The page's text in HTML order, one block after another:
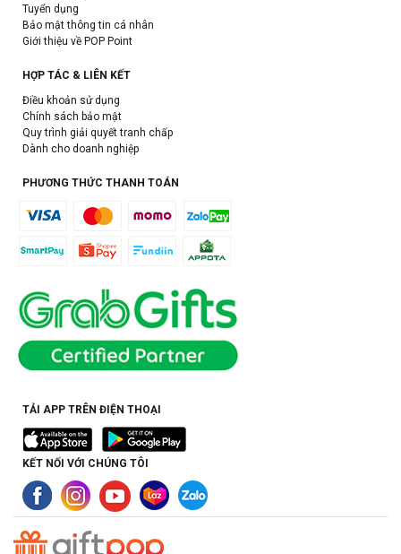
Tuyển dụng
Bảo mật thông tin cá nhân
Giới thiệu về POP Point
HỢP TÁC & LIÊN KẾT
Điều khoản sử dụng
Chính sách bảo mật
Quy trình giải quyết tranh chấp
Dành cho doanh nghiệp
PHƯƠNG THỨC THANH TOÁN
TẢI APP TRÊN ĐIỆN THOẠI
KẾT NỐI VỚI CHÚNG TÔI